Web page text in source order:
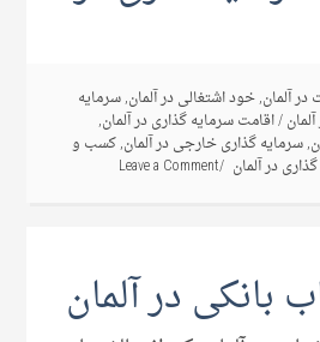
آلمان,خود اشتغالی در آلمان,سرمایه
/اقامت سرمایه گذاری در آلمان,
,سرمایه گذاری خارجی در آلمان,کسب و
در آلمان Leave a Comment
بانکی در آلمان